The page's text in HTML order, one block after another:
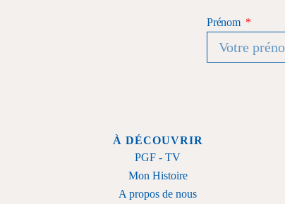
Prénom
À DÉCOUVRIR
PGF - TV
Mon Histoire
A propos de nous